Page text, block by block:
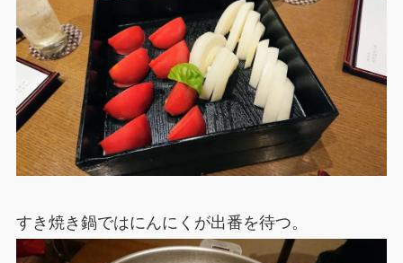
すき焼き鍋ではにんにくが出番を待つ。